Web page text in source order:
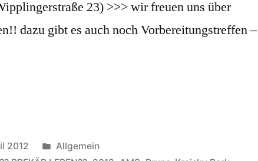
23) >>> wir freuen uns über
dazu gibt es auch noch Vorbereitungstreffen –
2012
Veröffentlicht
Allgemein